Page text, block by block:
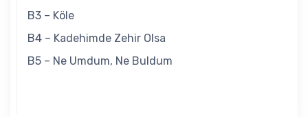
B3 – Köle
B4 – Kadehimde Zehir Olsa
B5 – Ne Umdum, Ne Buldum